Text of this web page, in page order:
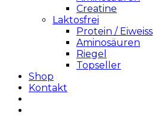
Creatine
Laktosfrei
Protein / Eiweiss
Aminosäuren
Riegel
Topseller
Shop
Kontakt